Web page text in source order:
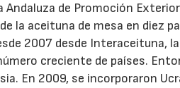
Andaluza de Promoción
la aceituna de mesa en diez
2007 desde Interaceituna,
creciente de países.
En 2009, se incorporaron